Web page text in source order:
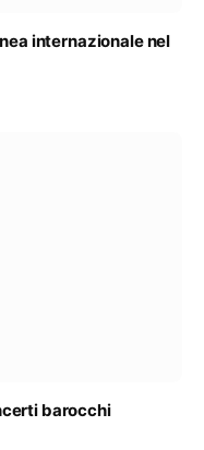
internazionale nel
barocchi